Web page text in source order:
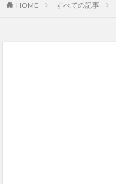
HOME すべての記事